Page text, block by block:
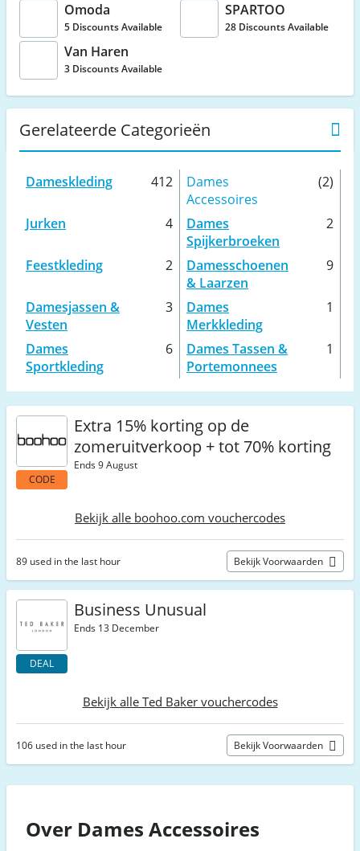
Omoda
5 Discounts Available
SPARTOO
28 Discounts Available
Van Haren
3 Discounts Available
Gerelateerde Categorieën
Dameskleding 412
Dames
Accessoires
(2)
Jurken 4
Dames
Spijkerbroeken
2
Feestkleding 2
Damesschoenen
& Laarzen
9
Damesjassen &
Vesten
3
Dames
Merkkleding
1
Dames
Sportkleding
6
Dames Tassen &
Portemonnees
1
CODE
Extra 15% korting op de
zomeruitverkoop + tot 70% korting
Ends 9 August
Bekijk alle boohoo.com vouchercodes
89 used in the last hour Bekijk Voorwaarden
DEAL
Business Unusual
Ends 13 December
Bekijk alle Ted Baker vouchercodes
106 used in the last hour Bekijk Voorwaarden
Over Dames Accessoires